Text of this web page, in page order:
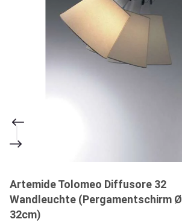
Artemide Tolomeo Diffusore 32
Wandleuchte (Pergamentschirm Ø
32cm)